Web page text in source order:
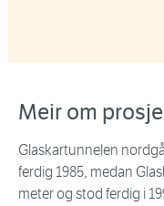
Meir om
Glaskartunnelen
ferdig 1985, medan
meter og stod ferdig i